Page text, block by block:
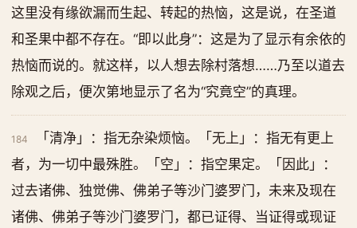
这里没有缘欲漏而生起、转起的热恼，这是说，在圣道
和圣果中都不存在。“即以此身”：这是为了显示有余依的
热恼而说的。就这样，以人想去除村落想……乃至以道去
除观之后，便次第地显示了名为“究竟空”的真理。
184
「清净」：指无杂染烦恼。「无上」：指无有更上
者，为一切中最殊胜。「空」：指空果定。「因此」：
过去诸佛、独觉佛、佛弟子等沙门婆罗门，未来及现在
诸佛、佛弟子等沙门婆罗门，都已证得、当证得或现证